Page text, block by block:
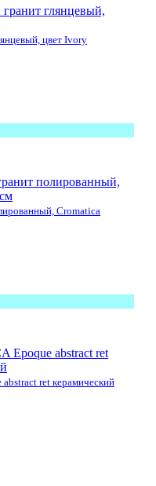
цвет Ivory
Cromatica
ret керамический